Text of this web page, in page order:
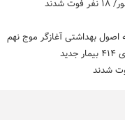
بهداشتی آغازگر موج نهم